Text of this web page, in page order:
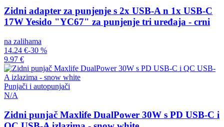
Zidni adapter za punjenje s 2x USB-A n 1x USB-C
17W Yesido "YC67" za punjenje tri uređaja - crni
na zalihama
14.24 €-30 %
9.97 €
Punjači i autopunjači
N/A
Zidni punjač Maxlife DualPower 30W s PD USB-C i